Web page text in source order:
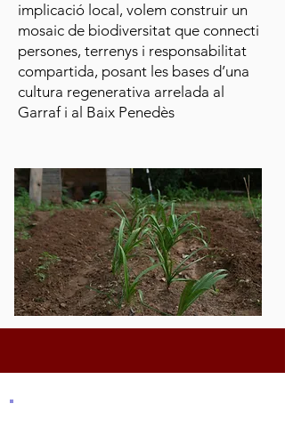
implicació local, volem construir un
mosaic de biodiversitat que connecti
persones, terrenys i responsabilitat
compartida, posant les bases d’una
cultura regenerativa arrelada al
Garraf i al Baix Penedès